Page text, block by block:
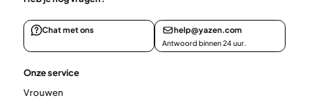
Chat met ons help@yazen.com
Antwoord binnen 24 uur.
Onze service
Vrouwen